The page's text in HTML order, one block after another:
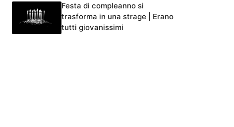
Festa di compleanno si
trasforma in una strage | Erano
tutti giovanissimi